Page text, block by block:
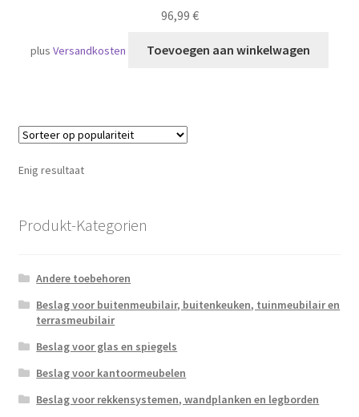
96,99 €
plusVersandkosten Toevoegen aan winkelwagen
Enig resultaat
Produkt-Kategorien
Andere toebehoren
Beslag voor buitenmeubilair, buitenkeuken, tuinmeubilair en
terrasmeubilair
Beslag voor glas en spiegels
Beslag voor kantoormeubelen
Beslag voor rekkensystemen, wandplanken en legborden